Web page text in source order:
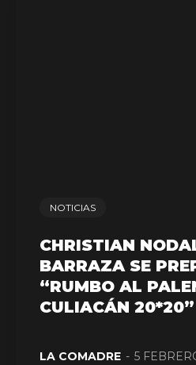
NOTICIAS
CHRISTIAN
BARRAZA SE
“RUMBO AL
CULIACÁN 20*20”
LA COMADRE - 5